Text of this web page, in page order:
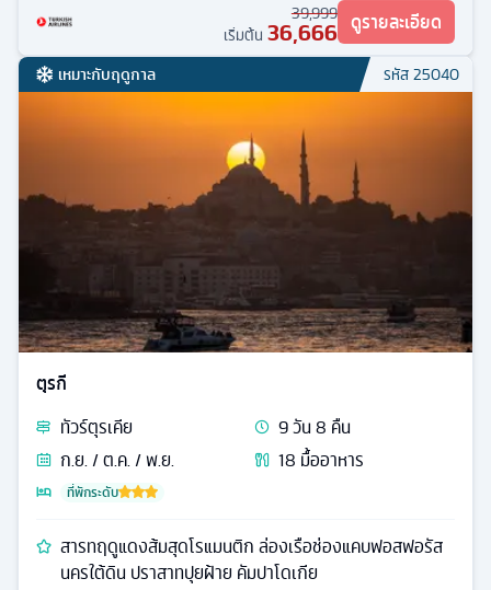
39,999
เริ่มต้น 36,666 ดูรายละเอียด
เหมาะกับฤดูกาล รหัส25040
ตุรกี
ทัวร์ตุรเคีย 9วัน8 คืน
ก.ย. / ต.ค. / พ.ย.
18 มื้ออาหาร
ที่พักระดับ
สารทฤดูแดงส้มสุดโรแมนติก ล่องเรือช่องแคบฟอสฟอรัส
นครใต้ดิน ปราสาทปุยฝ้าย คัมปาโดเกีย